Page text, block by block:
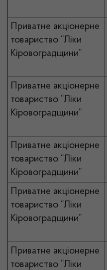
Приватне акціонерне
товариство “Ліки
Кіровоградщини”
Приватне акціонерне
товариство “Ліки
Кіровоградщини”
Приватне акціонерне
товариство “Ліки
Кіровоградщини”
Приватне акціонерне
товариство “Ліки
Кіровоградщини”
Приватне акціонерне
товариство “Ліки